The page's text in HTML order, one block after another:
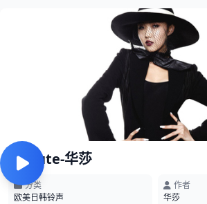
So Cute-华莎
分类
欧美日韩铃声
作者
华莎